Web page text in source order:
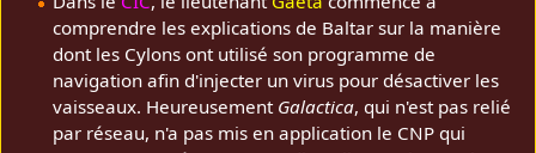
comprendre les explications de Baltar sur la manière
dont les Cylons ont utilisé son programme de
navigation afin d'injecter un virus pour désactiver les
vaisseaux. Heureusement Galactica, qui n'est pas relié
par réseau, n'a pas mis en application le CNP qui